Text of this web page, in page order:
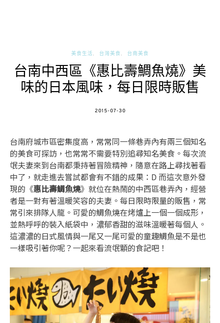
美食生活 台灣美食 台南美食
台南中西區《惠比壽鯛魚燒》美
味的日本風味，每日限時販售
POSTED
2015-07-30
台南府城市區密集度高，常常同一條巷弄內有兩三個知名
的美食可探訪，也常常不需要特別追尋知名美食。每次流
氓夫妻來到台南都秉持著冒險精神，隨意在路上尋找著看
中了，就走進去嘗試都會有不錯的成果：D 而這次意外發
現的《惠比壽鯛魚燒》就位在熱鬧的中西區巷弄內，經營
者是一對有著溫暖笑容的夫妻。每日限時限量的販售，常
常引來排隊人龍。可愛的鯛魚燒在烤爐上一個一個成形，
並熱呼呼的裝入紙袋中，濃郁香甜的滋味溫暖著每個人。
這濃濃的日式風情與一尾又一尾可愛的童趣鯛魚是不是也
一樣吸引著你呢？一起來看流氓顆的食記吧！